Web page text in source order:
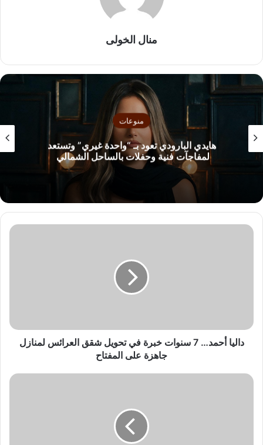
منال الخولى
منوعات
هايدي البارودي تعود بـ “واحدة غيري” وتستعد
لمفاجآت فنية وحفلات بالساحل الشمالي
د
د
ن
داليا أحمد… 7 سنوات خبرة في تحويل شقق العرائس لمنازل
جاهزة على المفتاح
ا